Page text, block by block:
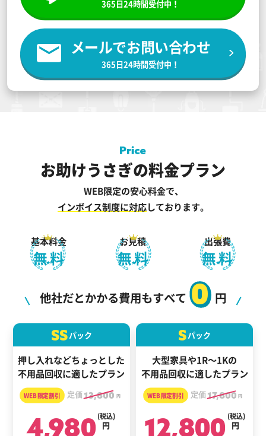
365日24時間受付中！
メールでお問い合わせ
365日24時間受付中！
お助けうさぎの料金プラン
WEB限定の安心料金で、
インボイス制度に対応しております。
基本料金
無料
お見積
無料
出張費
無料
他社だとかかる費用もすべて
0
円
SSパック
押し入れなどちょっとした
不用品回収に適したプラン
定価13,800 円
4,980 円
(税込)
Sパック
大型家具や1R～1Kの
不用品回収に適したプラン
定価17,800 円
12,800 円
(税込)